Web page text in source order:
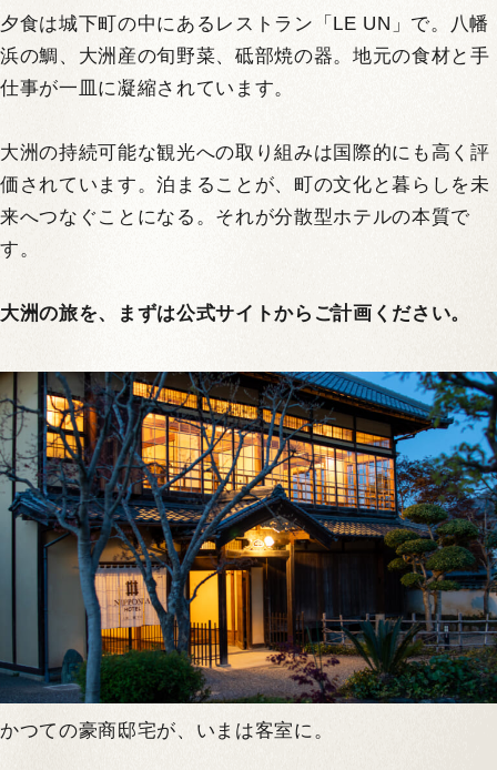
夕食は城下町の中にあるレストラン「LE UN」で。八幡
浜の鯛、大洲産の旬野菜、砥部焼の器。地元の食材と手
仕事が一皿に凝縮されています。
大洲の持続可能な観光への取り組みは国際的にも高く評
価されています。泊まることが、町の文化と暮らしを未
来へつなぐことになる。それが分散型ホテルの本質で
す。
大洲の旅を、まずは公式サイトからご計画ください。
かつての豪商邸宅が、いまは客室に。